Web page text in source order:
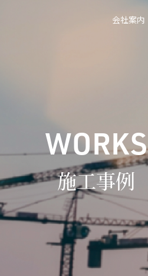
会社案内
WORKS
施工事例